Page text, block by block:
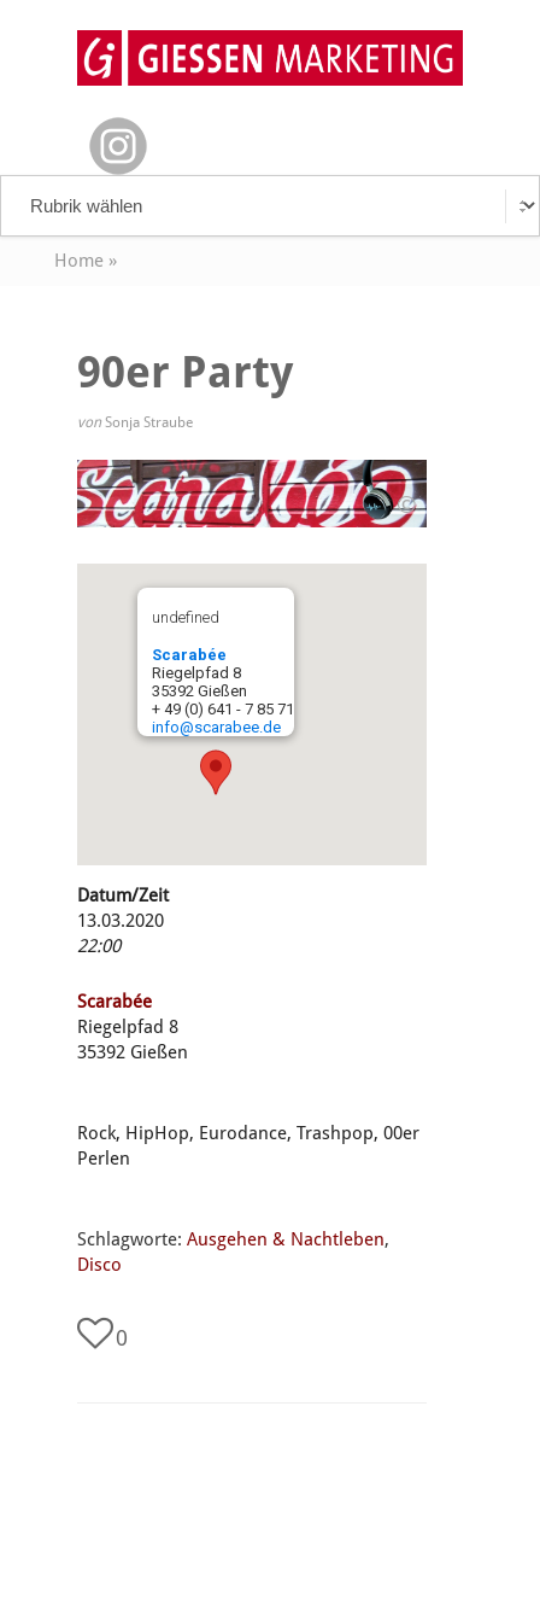
Home»
90er Party
von Sonja Straube
©
undefined
Scarabée
Riegelpfad 8
35392 Gießen
+ 49 (0) 641 - 7 85 71
info@scarabee.de
Datum/Zeit
13.03.2020
22:00
Scarabée
Riegelpfad 8
35392 Gießen
Rock, HipHop, Eurodance, Trashpop, 00er
Perlen
Schlagworte: Ausgehen & Nachtleben,
Disco
0